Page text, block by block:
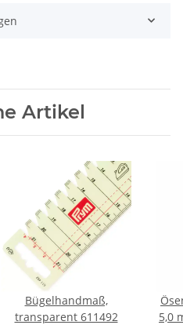
Artikel
Bügelhandmaß,
transparent 611492
5,0